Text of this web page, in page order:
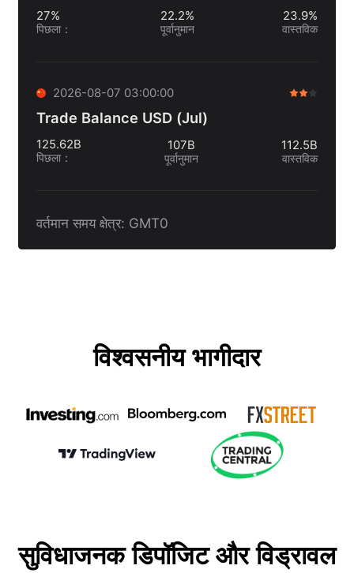
27%
पिछला：
22.2%
पूर्वानुमान
23.9%
वास्तविक
2026-08-07 03:00:00
Trade Balance USD (Jul)
125.62B
पिछला：
107B
पूर्वानुमान
112.5B
वास्तविक
वर्तमान समय क्षेत्र: GMT0
विश्वसनीय भागीदार
सुविधाजनक डिपॉजिट और विड्रावल